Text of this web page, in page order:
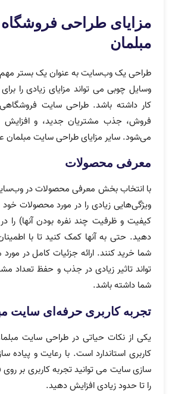
مزایای طراحی فروشگاه
مبلمان
طراحی یک وب‌سایت به عنوان یک بستر
وسایل چوبی می تواند مزایای زیادی را
کار داشته باشد. طراحی سایت
فروش، جذب مشتریان جدید، و افزایش
می‌شود. سایر مزایای طراحی سایت مبلمان
معرفی محصولات
با انتخاب بخش معرفی محصولات در
ویژگی‌هایی زیادی را در مورد محصولات
کیفیت و ظرفیت چند نفره بودن آنها) را در
دهید. حتی به آنها کمک کنید تا با
شما خرید کنند. ارائه جزئیات کامل در
تواند تاثیر زیادی در جذب و حفظ تعداد
شما داشته باشد.
تجربه کاربری حرفه‌ای سایت
یکی از نکات حیاتی در طراحی سایت
کاربری استاندارد است. با رعایت و پیاده
سازی سایت می توانید تجربه کاربری بر روی
را تا حدود زیادی افزایش دهید.